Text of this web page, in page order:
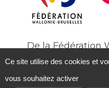
De la Fédération
De l'Office
Ce site utilise des cookies et
vous souhaitez activer